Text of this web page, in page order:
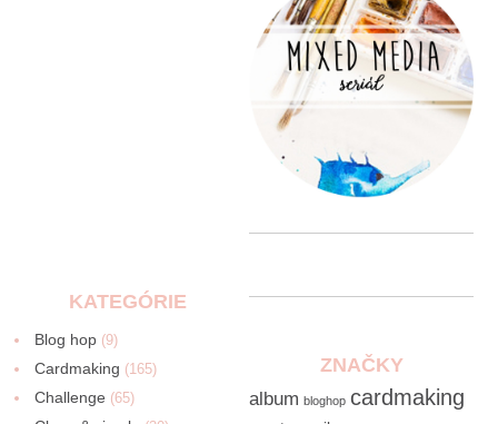
KATEGÓRIE
Blog hop (9)
Cardmaking (165)
Challenge (65)
ZNAČKY
album bloghop cardmaking